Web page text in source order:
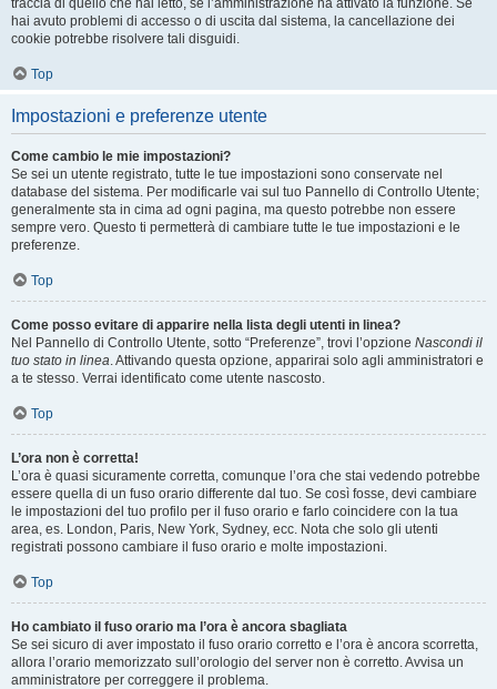
traccia di quello che hai letto, se l’amministrazione ha attivato la funzione. Se
hai avuto problemi di accesso o di uscita dal sistema, la cancellazione dei
cookie potrebbe risolvere tali disguidi.
Top
Impostazioni e preferenze utente
Come cambio le mie impostazioni?
Se sei un utente registrato, tutte le tue impostazioni sono conservate nel
database del sistema. Per modificarle vai sul tuo Pannello di Controllo Utente;
generalmente sta in cima ad ogni pagina, ma questo potrebbe non essere
sempre vero. Questo ti permetterà di cambiare tutte le tue impostazioni e le
preferenze.
Top
Come posso evitare di apparire nella lista degli utenti in linea?
Nel Pannello di Controllo Utente, sotto “Preferenze”, trovi l’opzione Nascondi il
tuo stato in linea. Attivando questa opzione, apparirai solo agli amministratori e
a te stesso. Verrai identificato come utente nascosto.
Top
L’ora non è corretta!
L’ora è quasi sicuramente corretta, comunque l’ora che stai vedendo potrebbe
essere quella di un fuso orario differente dal tuo. Se così fosse, devi cambiare
le impostazioni del tuo profilo per il fuso orario e farlo coincidere con la tua
area, es. London, Paris, New York, Sydney, ecc. Nota che solo gli utenti
registrati possono cambiare il fuso orario e molte impostazioni.
Top
Ho cambiato il fuso orario ma l’ora è ancora sbagliata
Se sei sicuro di aver impostato il fuso orario corretto e l’ora è ancora scorretta,
allora l’orario memorizzato sull’orologio del server non è corretto. Avvisa un
amministratore per correggere il problema.